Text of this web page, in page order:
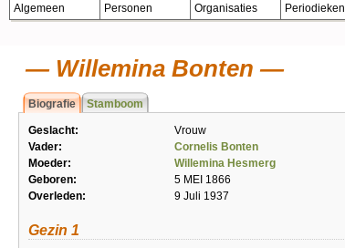
Algemeen Personen Organisaties Periodieken
Willemina Bonten
Biografie Stamboom
Geslacht:
Vrouw
Vader:
Cornelis Bonten
Moeder:
Willemina Hesmerg
Geboren:
5 MEI 1866
Overleden:
9 Juli 1937
Gezin 1